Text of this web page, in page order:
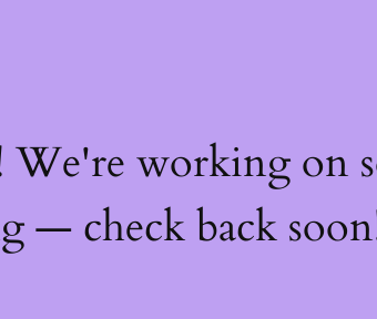
We're working on
— check back